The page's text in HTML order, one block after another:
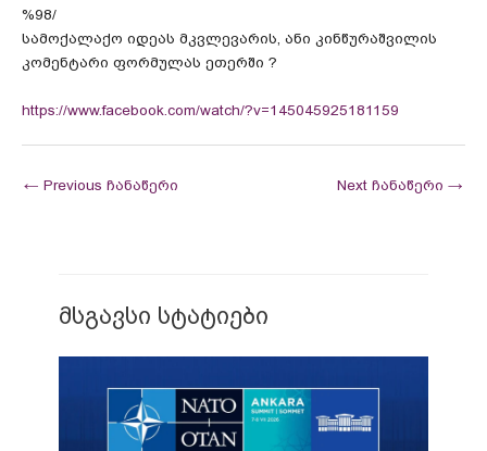
%98/
სამოქალაქო იდეას მკვლევარის, ანი კინწურაშვილის
კომენტარი ფორმულას ეთერში ?
https://www.facebook.com/watch/?v=145045925181159
← Previous ჩანაწერი Next ჩანაწერი →
მსგავსი სტატიები